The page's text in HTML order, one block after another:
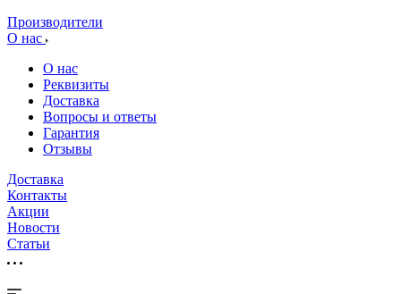
Производители
О нас
О нас
Реквизиты
Доставка
Вопросы и ответы
Гарантия
Отзывы
Доставка
Контакты
Акции
Новости
Cтатьи